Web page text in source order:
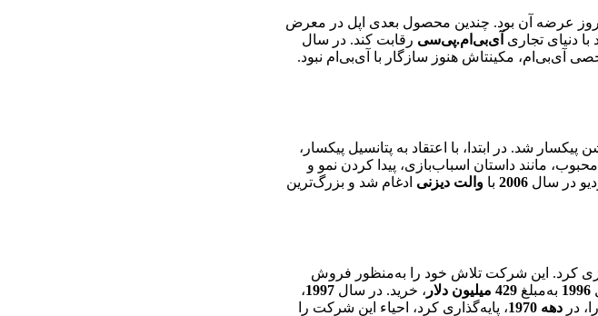
روز عرضه آن بود. چندین محصول بعدی اپل در معرض
دنیای تجاری آی‌بی‌ام.پی‌سی رقابت کند. در سال
آی‌بی‌ام، مکینتاش هنوز سازگار با آی‌بی‌ام نبود.
شد. در ابتدا، با اعتقاد به پتانسیل پیکسار،
مانند داستان اسباب‌بازی، پیدا کردن نمو و
در سال با والت دیزنی ادغام شد و بزرگ‌ترین
کرد. این شرکت تلاش خود را به‌منظور فروش
به‌مبلغ ، خرید. در سال 1997،
در دهه 1970
، پایه‌گذاری کرد، احیاء این شرکت را